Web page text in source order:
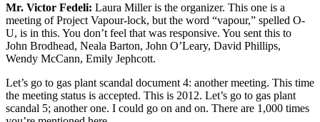
Mr. Victor Fedeli: Laura Miller is the organizer. This one is a
meeting of Project Vapour-lock, but the word “vapour,” spelled O-
U, is in this. You don’t feel that was responsive. You sent this to
John Brodhead, Neala Barton, John O’Leary, David Phillips,
Wendy McCann, Emily Jephcott.
Let’s go to gas plant scandal document 4: another meeting. This time
the meeting status is accepted. This is 2012. Let’s go to gas plant
scandal 5; another one. I could go on and on. There are 1,000 times